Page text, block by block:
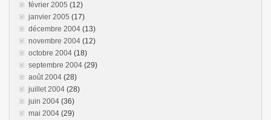
février 2005 (12)
janvier 2005 (17)
décembre 2004 (13)
novembre 2004 (12)
octobre 2004 (18)
septembre 2004 (29)
août 2004 (28)
juillet 2004 (28)
juin 2004 (36)
mai 2004 (29)